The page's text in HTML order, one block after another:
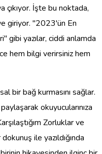
çıkıyor. İşte bu noktada,
giriyor. "2023'ün En
gibi yazılar, ciddi anlamda
hem bilgi verirsiniz hem
bir bağ kurmasını sağlar.
okuyucularınıza
Zorluklar ve
ile yazıldığında